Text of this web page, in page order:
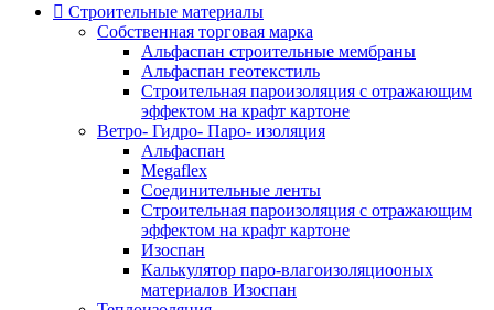
Строительные материалы
Собственная торговая марка
Альфаспан строительные мембраны
Альфаспан геотекстиль
Строительная пароизоляция с отражающим
эффектом на крафт картоне
Ветро- Гидро- Паро- изоляция
Альфаспан
Megaflex
Соединительные ленты
Строительная пароизоляция с отражающим
эффектом на крафт картоне
Изоспан
Калькулятор паро-влагоизоляциооных
материалов Изоспан